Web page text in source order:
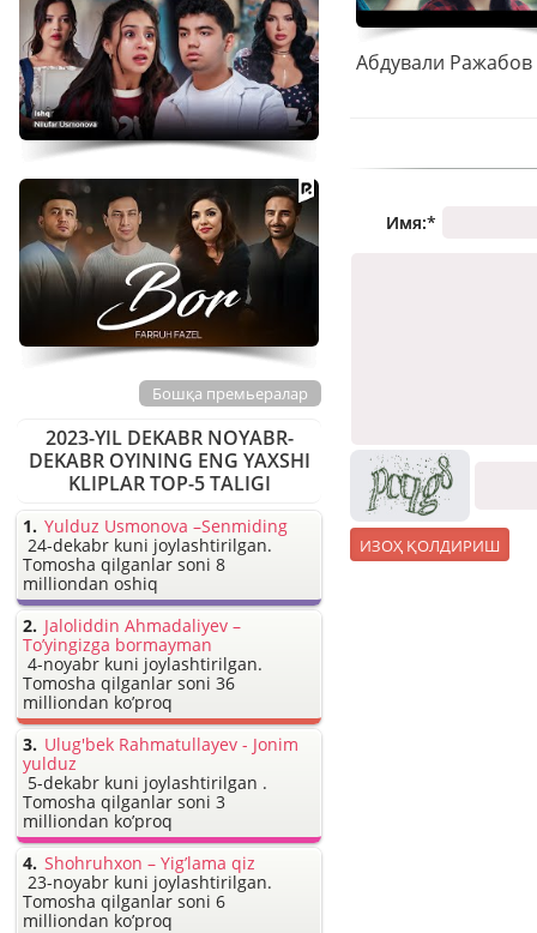
Имя:*
Бошқа премьералар
2023-YIL DEKABR NOYABR-
DEKABR OYINING ENG YAXSHI
KLIPLAR TOP-5 TALIGI
Yulduz Usmonova –Senmiding
24-dekabr kuni joylashtirilgan.
Tomosha qilganlar soni 8
milliondan oshiq
Jaloliddin Ahmadaliyev –
To’yingizga bormayman
4-noyabr kuni joylashtirilgan.
Tomosha qilganlar soni 36
milliondan ko’proq
Ulug'bek Rahmatullayev - Jonim
yulduz
5-dekabr kuni joylashtirilgan .
Tomosha qilganlar soni 3
milliondan ko’proq
Shohruhxon – Yig’lama qiz
23-noyabr kuni joylashtirilgan.
Tomosha qilganlar soni 6
milliondan ko’proq